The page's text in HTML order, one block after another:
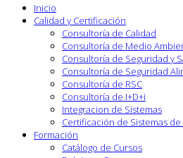
Inicio
Calidad y Certificación
Consultoría de Calidad
Consultoría de Medio
Consultoría de Seguridad y
Consultoría de Seguridad
Consultoría de RSC
Consultoría de I+D+i
Integracion de Sistemas
Certificación de Sistemas
Formación
Catálogo de Cursos